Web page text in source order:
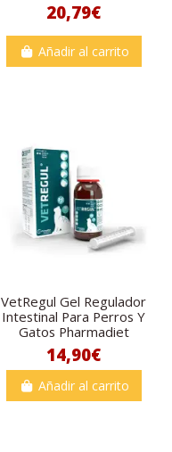
20,79€
Añadir al carrito
VetRegul Gel Regulador
Intestinal Para Perros Y
Gatos Pharmadiet
14,90€
Añadir al carrito